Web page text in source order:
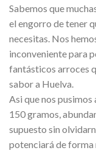
Sabemos que
el engorro de tener
necesitas. Nos
inconveniente para
fantásticos arroces
sabor a Huelva.
Asi que nos
150 gramos,
supuesto sin
potenciará de forma